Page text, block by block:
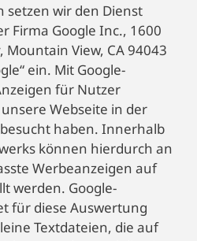
setzen wir den Dienst
Firma Google Inc., 1600
View, CA 94043
ein. Mit Google-
für Nutzer
Webseite in der
haben. Innerhalb
können hierdurch an
Werbeanzeigen auf
werden. Google-
für diese Auswertung
Textdateien, die auf